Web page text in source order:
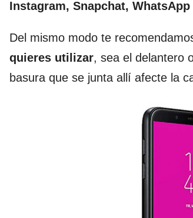
Instagram, Snapchat, WhatsApp
Del mismo modo te
quieres utilizar, sea el delantero
basura que se junta allí afecte la